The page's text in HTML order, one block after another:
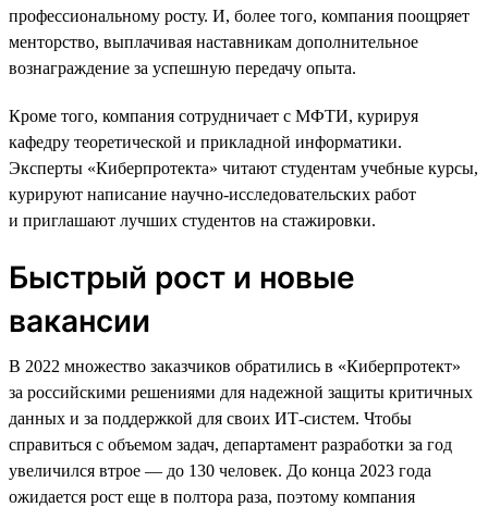
профессиональному росту. И, более того, компания поощряет
менторство, выплачивая наставникам дополнительное
вознаграждение за успешную передачу опыта.
Кроме того, компания сотрудничает с МФТИ, курируя
кафедру теоретической и прикладной информатики.
Эксперты «Киберпротекта» читают студентам учебные курсы,
курируют написание научно-исследовательских работ
и приглашают лучших студентов на стажировки.
Быстрый рост и новые
вакансии
В 2022 множество заказчиков обратились в «Киберпротект»
за российскими решениями для надежной защиты критичных
данных и за поддержкой для своих ИТ-систем. Чтобы
справиться с объемом задач, департамент разработки за год
увеличился втрое — до 130 человек. До конца 2023 года
ожидается рост еще в полтора раза, поэтому компания